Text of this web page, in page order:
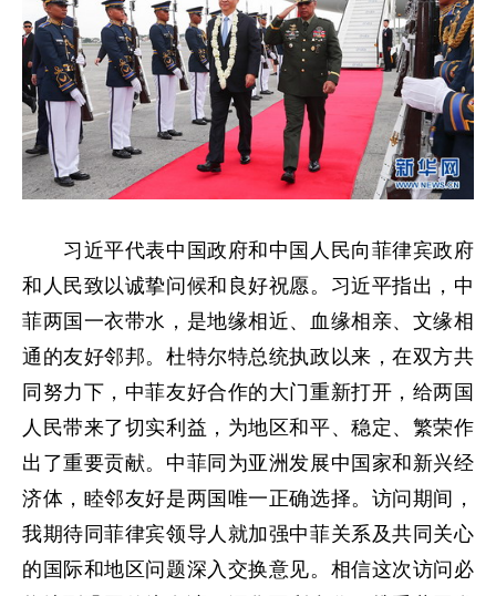
习近平代表中国政府和中国人民向菲律宾政府
和人民致以诚挚问候和良好祝愿。习近平指出，中
菲两国一衣带水，是地缘相近、血缘相亲、文缘相
通的友好邻邦。杜特尔特总统执政以来，在双方共
同努力下，中菲友好合作的大门重新打开，给两国
人民带来了切实利益，为地区和平、稳定、繁荣作
出了重要贡献。中菲同为亚洲发展中国家和新兴经
济体，睦邻友好是两国唯一正确选择。访问期间，
我期待同菲律宾领导人就加强中菲关系及共同关心
的国际和地区问题深入交换意见。相信这次访问必